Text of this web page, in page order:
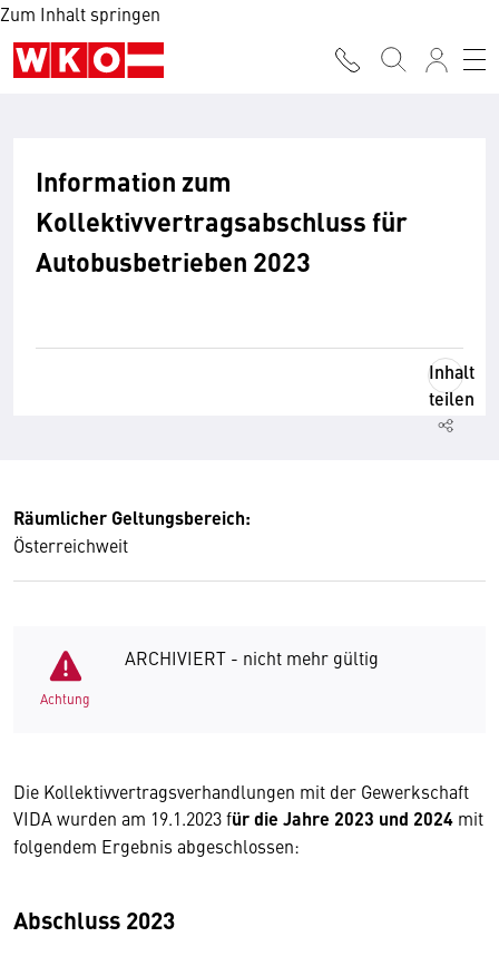
Zum Inhalt springen
Information zum
Kollektivvertragsabschluss für
Autobusbetrieben 2023
Inhalt
teilen
Räumlicher Geltungsbereich:
Österreichweit
Achtung
ARCHIVIERT - nicht mehr gültig
Die Kollektivvertragsverhandlungen mit der Gewerkschaft
VIDA wurden am 19.1.2023 für die Jahre 2023 und 2024 mit
folgendem Ergebnis abgeschlossen:
Abschluss 2023